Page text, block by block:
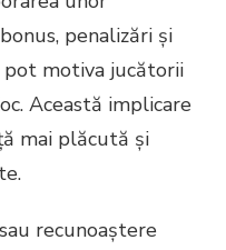
penalizări și
motiva jucătorii
Această implicare
mai plăcută și
recunoaștere